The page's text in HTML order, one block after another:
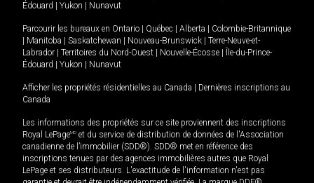
Édouard
Yukon Nunavut
Parcourir les bureaux en Ontario Québec Alberta
Colombie-Britannique
Manitoba Saskatchewan Nouveau-Brunswick
Terre-Neuve-et-
Labrador
Territoires du Nord-Ouest Nouvelle-Écosse
Île-du-Prince-
Édouard
Yukon Nunavut
Afficher les propriétés résidentielles au Canada
Dernières inscriptions au
Canada
Les informations des propriétés sur ce site proviennent des inscriptions
Royal LePageMD et du service de distribution de données de l'Association
canadienne de l’immobilier (SDD®). SDD® met en référence des
inscriptions tenues par des agences immobilières autres que Royal
LePage et ses distributeurs. L'exactitude de l'information n'est pas